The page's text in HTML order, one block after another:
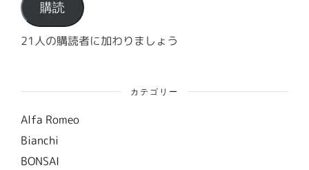
ド
レ
ス
購読
21人の購読者に加わりましょう
カテゴリー
Alfa Romeo
Bianchi
BONSAI